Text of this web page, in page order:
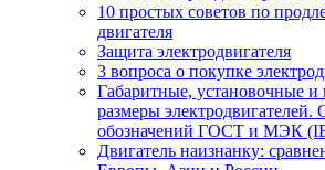
10 простых советов по
двигателя
Защита электродвигателя
3 вопроса о покупке
Габаритные, установочные
размеры электродвигателей.
обозначений ГОСТ и МЭК
Двигатель наизнанку: